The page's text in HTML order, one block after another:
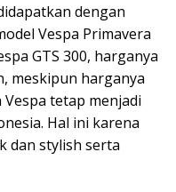
dengan
Vespa Primavera
GTS 300, harganya
meskipun harganya
tetap menjadi
Hal ini karena
dan stylish serta